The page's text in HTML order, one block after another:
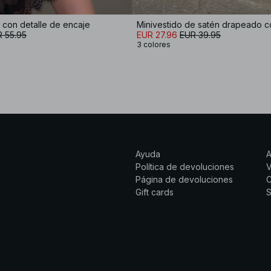
con detalle de encaje
55.95
EUR 27.96 EUR 39.95
3 colores
Ayuda
Política de devoluciones
Página de devoluciones
Gift cards